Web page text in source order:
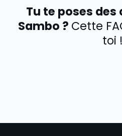
Tu te poses
Sambo ? Cette
toi !